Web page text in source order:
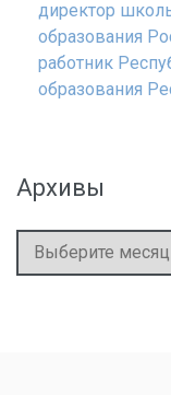
директор
образования
работник
образования
Архивы
Архивы